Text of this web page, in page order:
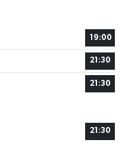
19:00
21:30
21:30
21:30